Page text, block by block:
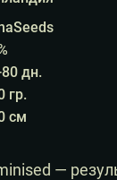
дн.
гр.
см
—